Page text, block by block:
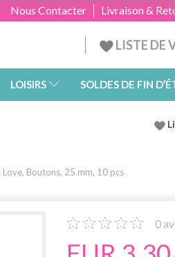
Livraison &
Nous Contacter
LISTE DE
LOISIRS SOLDES DE FIN
Boutons, 25 mm, 10 pcs
0